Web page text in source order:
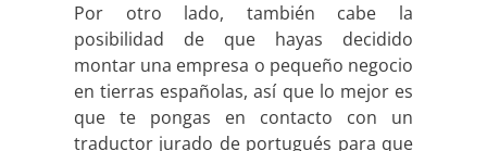
Por otro lado, también cabe la
posibilidad de que hayas decidido
montar una empresa o pequeño negocio
en tierras españolas, así que lo mejor es
que te pongas en contacto con un
traductor jurado de portugués para que